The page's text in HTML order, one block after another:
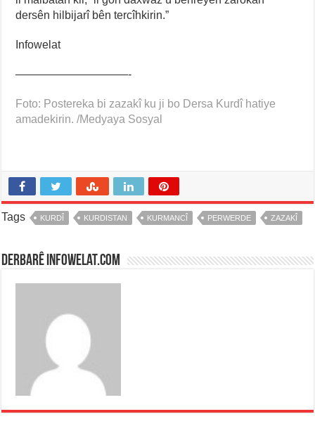
dersên hilbijarî bên tercîhkirin.”
Infowelat
——————————-
Foto: Postereka bi zazakî ku ji bo Dersa Kurdî hatiye
amadekirin. /Medyaya Sosyal
Tags KURDÎ KURDISTAN KURMANCÎ PERWERDE ZAZAKÎ
Derbarê infowelat.com